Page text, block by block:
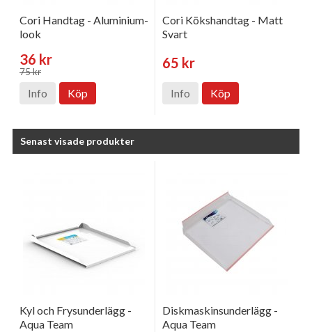
Cori Handtag - Aluminium-
look
36 kr
75 kr
Info Köp
Cori Kökshandtag - Matt
Svart
65 kr
Info Köp
Senast visade produkter
Kyl och Frysunderlägg -
Aqua Team
Diskmaskinsunderlägg -
Aqua Team